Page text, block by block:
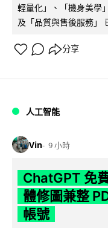
輕量化」、「機身美學
及「品質與售後服務」
分享
人工智能
Vin 9 小時
ChatGPT 免
體修圖兼整
帳號